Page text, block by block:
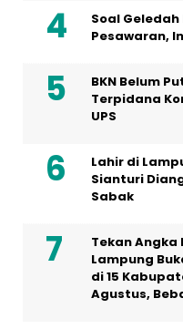
Soal Geledah
Pesawaran,
BKN Belum
Terpidana
UPS
Lahir di
Sianturi
Sabak
Tekan Angka
Lampung
di 15
Agustus,